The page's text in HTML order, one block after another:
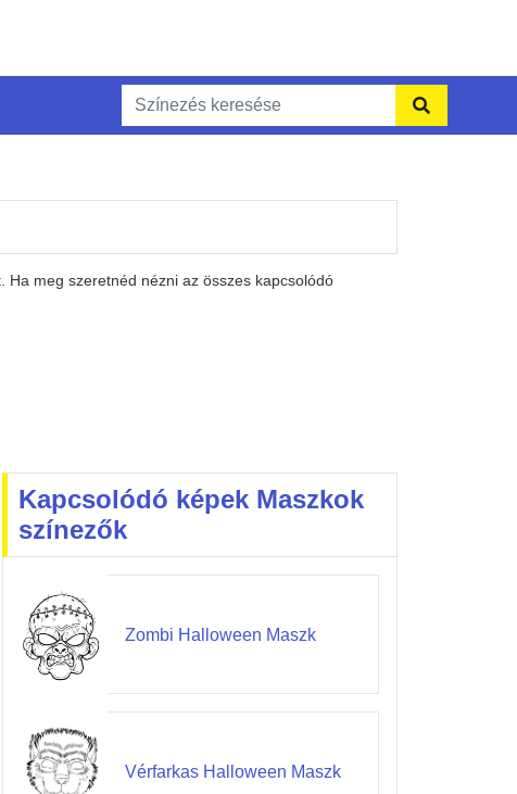
Ha meg szeretnéd nézni az összes kapcsolódó
Kapcsolódó képek Maszkok
színezők
Zombi Halloween Maszk
Vérfarkas Halloween Maszk